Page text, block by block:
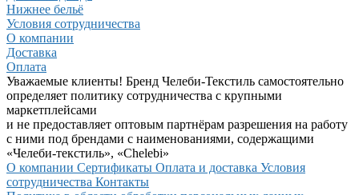
Нижнее бельё
Условия сотрудничества
О компании
Доставка
Оплата
Уважаемые клиенты! Бренд Челеби-Текстиль самостоятельно
определяет политику сотрудничества с крупными
маркетплейсами
и не предоставляет оптовым партнёрам разрешения на работу
с ними под брендами с наименованиями, содержащими
«Челеби-текстиль», «Chelebi»
О компании Сертификаты Оплата и доставка Условия
сотрудничества Контакты